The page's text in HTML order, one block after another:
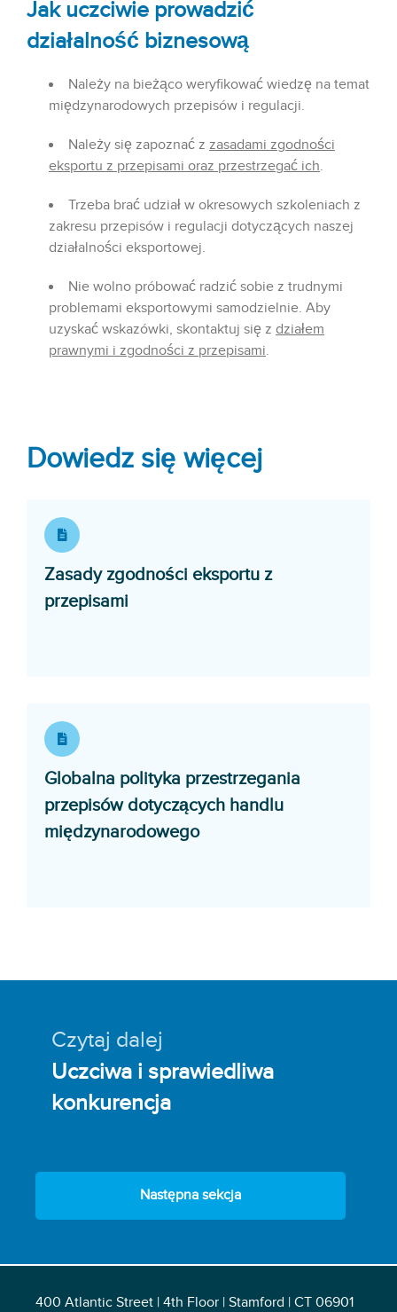
Jak uczciwie prowadzić
działalność biznesową
Należy na bieżąco weryfikować wiedzę na temat
międzynarodowych przepisów i regulacji.
Należy się zapoznać z zasadami zgodności
eksportu z przepisami oraz przestrzegać ich.
Trzeba brać udział w okresowych szkoleniach z
zakresu przepisów i regulacji dotyczących naszej
działalności eksportowej.
Nie wolno próbować radzić sobie z trudnymi
problemami eksportowymi samodzielnie. Aby
uzyskać wskazówki, skontaktuj się z działem
prawnymi i zgodności z przepisami.
Dowiedz się więcej
Zasady zgodności eksportu z
przepisami
Globalna polityka przestrzegania
przepisów dotyczących handlu
międzynarodowegoOpens in a new window
Czytaj dalej
Uczciwa i sprawiedliwa
konkurencja
Następna sekcja
400 Atlantic Street | 4th Floor | Stamford | CT 06901